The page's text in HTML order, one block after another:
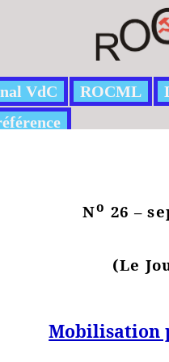
VdC ROCML
No 26 –
(Le
Mobilisation